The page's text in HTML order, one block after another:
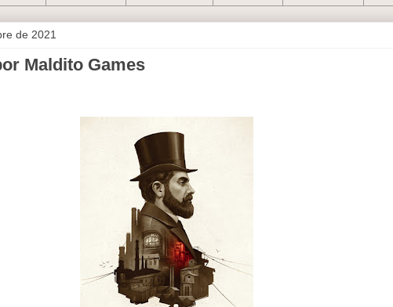
de 2021
Maldito Games